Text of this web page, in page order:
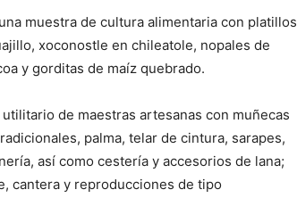
muestra de cultura alimentaria con platillos
xoconostle en chileatole, nopales de
y gorditas de maíz quebrado.
de maestras artesanas con muñecas
palma, telar de cintura, sarapes,
así como cestería y accesorios de lana;
cantera y reproducciones de tipo